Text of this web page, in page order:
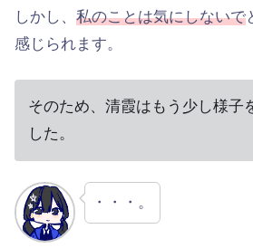
しかし、 私のことは気にしないで
感じられます。
そのため、清霞はもう少し様子
した。
・・・。